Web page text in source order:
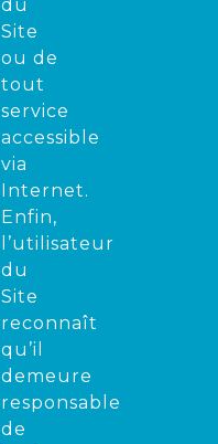
du
Site
ou de
tout
service
accessible
via
Internet.
Enfin,
l’utilisateur
du
Site
reconnaît
qu’il
demeure
responsable
de